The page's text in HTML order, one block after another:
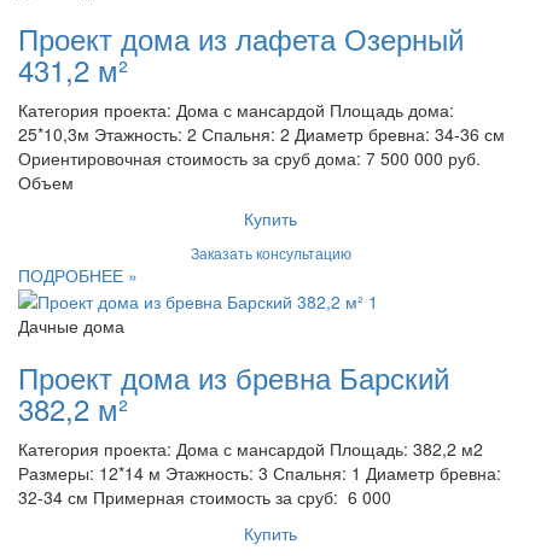
Проект дома из лафета Озерный
431,2 м²
Категория проекта: Дома с мансардой Площадь дома:
25*10,3м Этажность: 2 Спальня: 2 Диаметр бревна: 34-36 см
Ориентировочная стоимость за сруб дома: 7 500 000 руб.
Объем
Купить
Заказать консультацию
ПОДРОБНЕЕ »
Дачные дома
Проект дома из бревна Барский
382,2 м²
Категория проекта: Дома с мансардой Площадь: 382,2 м2
Размеры: 12*14 м Этажность: 3 Спальня: 1 Диаметр бревна:
32-34 см Примерная стоимость за сруб: 6 000
Купить